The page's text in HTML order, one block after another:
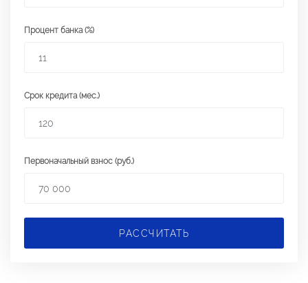
Процент банка (%)
Срок кредита (мес.)
Первоначальный взнос (руб.)
РАССЧИТАТЬ